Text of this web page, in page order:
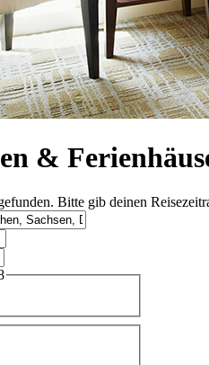
&
Bitte gib deinen